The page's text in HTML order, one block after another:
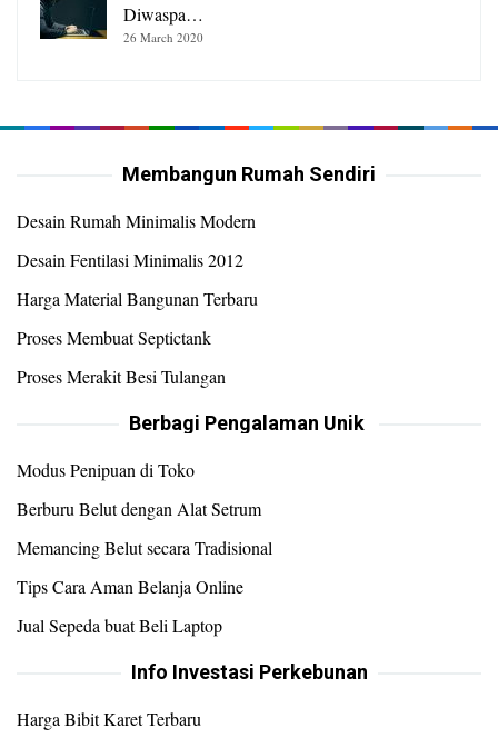
Diwaspa…
26 March 2020
Membangun Rumah Sendiri
Desain Rumah Minimalis Modern
Desain Fentilasi Minimalis 2012
Harga Material Bangunan Terbaru
Proses Membuat Septictank
Proses Merakit Besi Tulangan
Berbagi Pengalaman Unik
Modus Penipuan di Toko
Berburu Belut dengan Alat Setrum
Memancing Belut secara Tradisional
Tips Cara Aman Belanja Online
Jual Sepeda buat Beli Laptop
Info Investasi Perkebunan
Harga Bibit Karet Terbaru